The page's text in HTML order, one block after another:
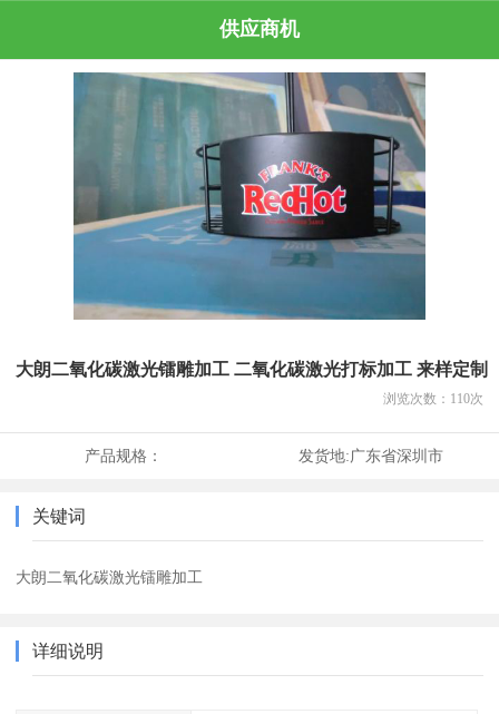
供应商机
大朗二氧化碳激光镭雕加工 二氧化碳激光打标加工 来样定制
浏览次数： 110次
产品规格： 发货地:广东省深圳市
关键词
大朗二氧化碳激光镭雕加工
详细说明